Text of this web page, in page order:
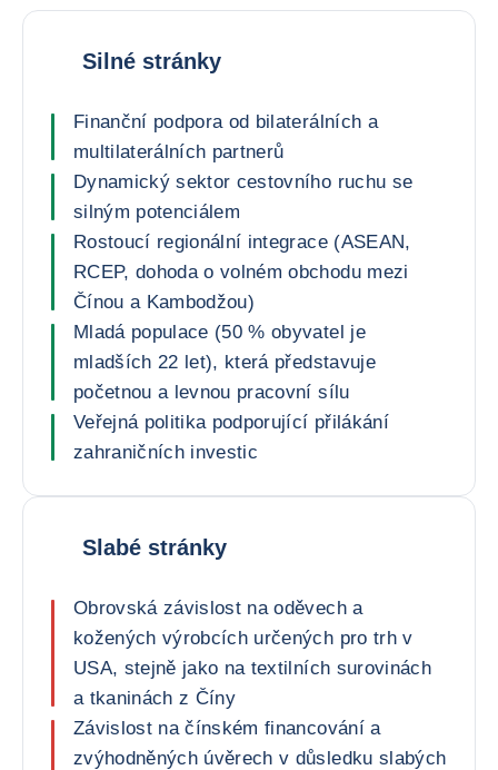
Silné stránky
Finanční podpora od bilaterálních a
multilaterálních partnerů
Dynamický sektor cestovního ruchu se
silným potenciálem
Rostoucí regionální integrace (ASEAN,
RCEP, dohoda o volném obchodu mezi
Čínou a Kambodžou)
Mladá populace (50 % obyvatel je
mladších 22 let), která představuje
početnou a levnou pracovní sílu
Veřejná politika podporující přilákání
zahraničních investic
Slabé stránky
Obrovská závislost na oděvech a
kožených výrobcích určených pro trh v
USA, stejně jako na textilních surovinách
a tkaninách z Číny
Závislost na čínském financování a
zvýhodněných úvěrech v důsledku slabých